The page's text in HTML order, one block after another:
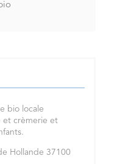
bio locale
et crèmerie et
Hollande 37100